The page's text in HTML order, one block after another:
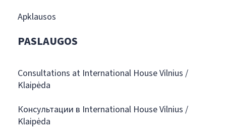
Apklausos
PASLAUGOS
Consultations at International House Vilnius /
Klaipėda
Консультации в International House Vilnius /
Klaipėda